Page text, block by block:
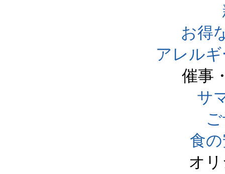
お得
アレル
催事
サ
食
オ